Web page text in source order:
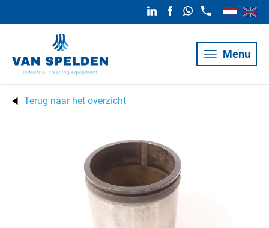
Menu
Terug naar het overzicht